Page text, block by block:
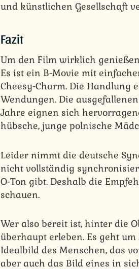
und künstlichen Gesellschaft
Fazit
Um den Film wirklich
Es ist ein B-Movie mit
Cheesy-Charm. Die Handlung
Wendungen. Die
Jahre eignen sich
hübsche, junge polnische
Leider nimmt die deutsche
nicht vollständig
O-Ton gibt. Deshalb die
schauen.
Wer also bereit ist, hinter die
überhaupt erleben. Es geht
Idealbild des Menschen, das
aber auch das Bild eines in